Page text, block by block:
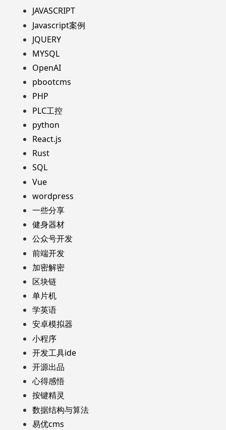
JAVASCRIPT
Javascript案例
JQUERY
MYSQL
OpenAI
pbootcms
PHP
PLC工控
python
React.js
Rust
SQL
Vue
wordpress
一些分享
健身器材
公众号开发
前端开发
加密解密
区块链
单片机
学英语
安卓模拟器
小程序
开发工具ide
开源出品
心得感悟
按键精灵
数据结构与算法
易优cms